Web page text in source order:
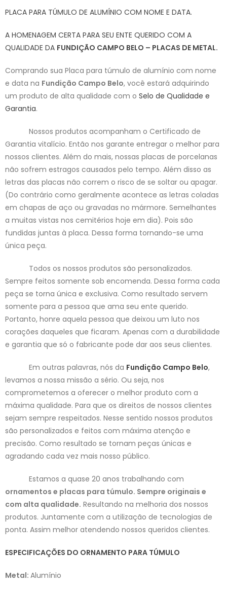
PLACA PARA TÚMULO DE ALUMÍNIO COM NOME E DATA.
A HOMENAGEM CERTA PARA SEU ENTE QUERIDO COM A
QUALIDADE DA FUNDIÇÃO CAMPO BELO – PLACAS DE METAL.
Comprando sua Placa para túmulo de alumínio com nome
e data na Fundição Campo Belo, você estará adquirindo
um produto de alta qualidade com o Selo de Qualidade e
Garantia.
Nossos produtos acompanham o Certificado de
Garantia vitalício. Então nos garante entregar o melhor para
nossos clientes. Além do mais, nossas placas de porcelanas
não sofrem estragos causados pelo tempo. Além disso as
letras das placas não correm o risco de se soltar ou apagar.
(Do contrário como geralmente acontece as letras coladas
em chapas de aço ou gravadas no mármore. Semelhantes
a muitas vistas nos cemitérios hoje em dia). Pois são
fundidas juntas à placa. Dessa forma tornando-se uma
única peça.
Todos os nossos produtos são personalizados.
Sempre feitos somente sob encomenda. Dessa forma cada
peça se torna única e exclusiva. Como resultado servem
somente para a pessoa que ama seu ente querido.
Portanto, honre aquela pessoa que deixou um luto nos
corações daqueles que ficaram. Apenas com a durabilidade
e garantia que só o fabricante pode dar aos seus clientes.
Em outras palavras, nós da Fundição Campo Belo,
levamos a nossa missão a sério. Ou seja, nos
comprometemos a oferecer o melhor produto com a
máxima qualidade. Para que os direitos de nossos clientes
sejam sempre respeitados. Nesse sentido nossos produtos
são personalizados e feitos com máxima atenção e
precisão. Como resultado se tornam peças únicas e
agradando cada vez mais nosso público.
Estamos a quase 20 anos trabalhando com
ornamentos e placas para túmulo. Sempre originais e
com alta qualidade. Resultando na melhoria dos nossos
produtos. Juntamente com a utilização de tecnologias de
ponta. Assim melhor atendendo nossos queridos clientes.
ESPECIFICAÇÕES DO ORNAMENTO PARA TÚMULO
Metal: Alumínio